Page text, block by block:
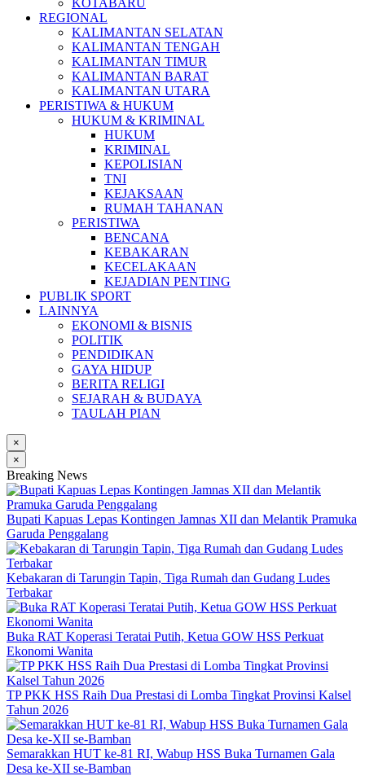
KOTABARU
REGIONAL
KALIMANTAN SELATAN
KALIMANTAN TENGAH
KALIMANTAN TIMUR
KALIMANTAN BARAT
KALIMANTAN UTARA
PERISTIWA & HUKUM
HUKUM & KRIMINAL
HUKUM
KRIMINAL
KEPOLISIAN
TNI
KEJAKSAAN
RUMAH TAHANAN
PERISTIWA
BENCANA
KEBAKARAN
KECELAKAAN
KEJADIAN PENTING
PUBLIK SPORT
LAINNYA
EKONOMI & BISNIS
POLITIK
PENDIDIKAN
GAYA HIDUP
BERITA RELIGI
SEJARAH & BUDAYA
TAULAH PIAN
×
×
Breaking News
Bupati Kapuas Lepas Kontingen Jamnas XII dan Melantik Pramuka
Garuda Penggalang
Kebakaran di Tarungin Tapin, Tiga Rumah dan Gudang Ludes
Terbakar
Buka RAT Koperasi Teratai Putih, Ketua GOW HSS Perkuat
Ekonomi Wanita
TP PKK HSS Raih Dua Prestasi di Lomba Tingkat Provinsi Kalsel
Tahun 2026
Semarakkan HUT ke-81 RI, Wabup HSS Buka Turnamen Gala
Desa ke-XII se-Bamban